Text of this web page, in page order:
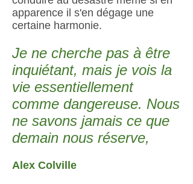
apparence il s'en dégage une
certaine harmonie.
Je ne cherche pas à être
inquiétant, mais je vois la
vie essentiellement
comme dangereuse. Nous
ne savons jamais ce que
demain nous réserve,
Alex Colville